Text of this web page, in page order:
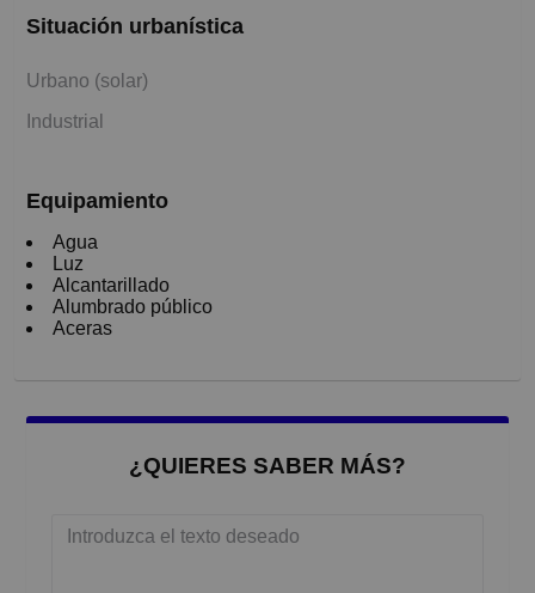
Situación urbanística
Urbano (solar)
Industrial
Equipamiento
Agua
Luz
Alcantarillado
Alumbrado público
Aceras
¿QUIERES SABER MÁS?